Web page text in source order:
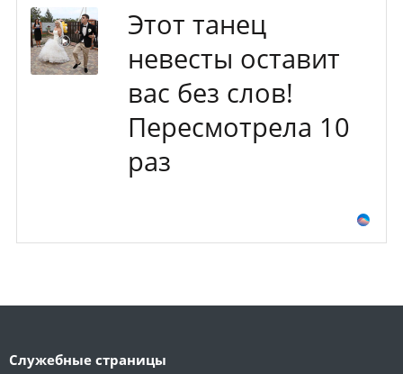
Этот танец
невесты оставит
вас без слов!
Пересмотрела 10
раз
Служебные страницы